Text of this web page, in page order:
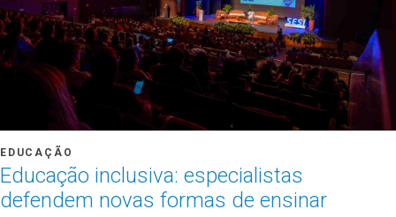
EDUCAÇÃO
Educação inclusiva: especialistas
defendem novas formas de ensinar